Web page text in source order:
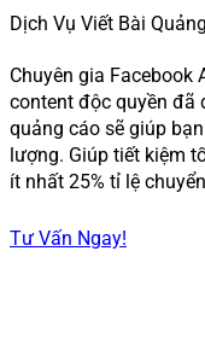
Dịch Vụ Viết Bài
Chuyên gia Facebook
content độc quyền đã
quảng cáo sẽ giúp
lượng. Giúp tiết kiệm
ít nhất 25% tỉ lệ
Tư Vấn Ngay!